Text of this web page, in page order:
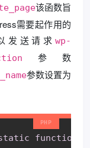
该函数旨
需要起作用的
发送请求 wp-
参数
参数设置为
function